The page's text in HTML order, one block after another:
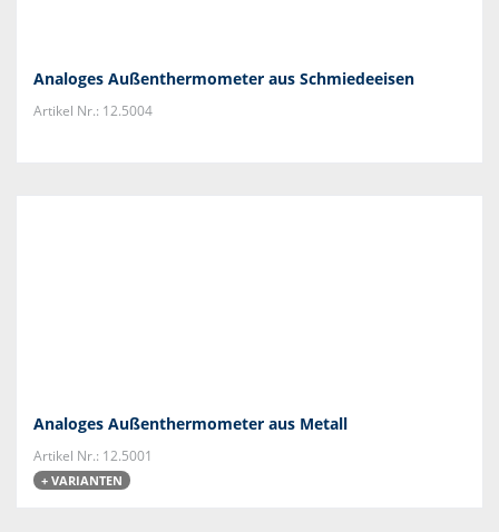
Analoges Außenthermometer aus Schmiedeeisen
Artikel Nr.: 12.5004
Analoges Außenthermometer aus Metall
Artikel Nr.: 12.5001
+ VARIANTEN